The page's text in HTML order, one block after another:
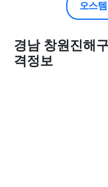
오스
경남 창원진해
격정보